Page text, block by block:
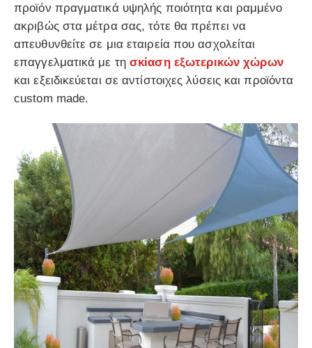
προϊόν πραγματικά υψηλής ποιότητα και ραμμένο
ακριβώς στα μέτρα σας, τότε θα πρέπει να
απευθυνθείτε σε μια εταιρεία που ασχολείται
επαγγελματικά με τησκίαση εξωτερικών χώρων
και εξειδικεύεται σε αντίστοιχες λύσεις και προϊόντα
custom made.